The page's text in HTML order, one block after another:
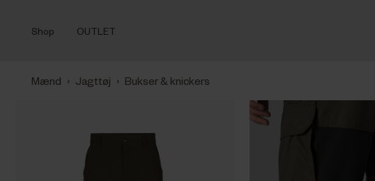
Shop OUTLET
Mænd › Jagttøj › Bukser & knickers